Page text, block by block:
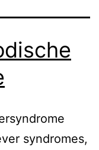
syndromes,